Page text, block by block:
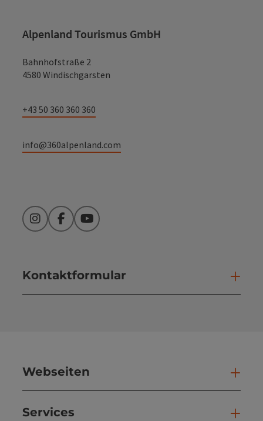
Alpenland Tourismus GmbH
Bahnhofstraße 2
4580 Windischgarsten
+43 50 360 360 360
info@360alpenland.com
InstagramFacebookYouTube
Kontaktformular
Webseiten
Services